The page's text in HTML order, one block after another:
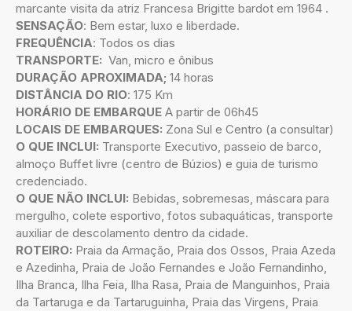
marcante visita da atriz Francesa Brigitte bardot em 1964 .
SENSAÇÃO: Bem estar, luxo e liberdade.
FREQUÊNCIA: Todos os dias
TRANSPORTE: Van, micro e ônibus
DURAÇÃO APROXIMADA; 14 horas
DISTÂNCIA DO RIO: 175 Km
HORÁRIO DE EMBARQUE A partir de 06h45
LOCAIS DE EMBARQUES: Zona Sul e Centro (a consultar)
O QUE INCLUI: Transporte Executivo, passeio de barco,
almoço Buffet livre (centro de Búzios) e guia de turismo
credenciado.
O QUE NÃO INCLUI: Bebidas, sobremesas, máscara para
mergulho, colete esportivo, fotos subaquáticas, transporte
auxiliar de descolamento dentro da cidade.
ROTEIRO: Praia da Armação, Praia dos Ossos, Praia Azeda
e Azedinha, Praia de João Fernandes e João Fernandinho,
Ilha Branca, Ilha Feia, Ilha Rasa, Praia de Manguinhos, Praia
da Tartaruga e da Tartaruguinha, Praia das Virgens, Praia